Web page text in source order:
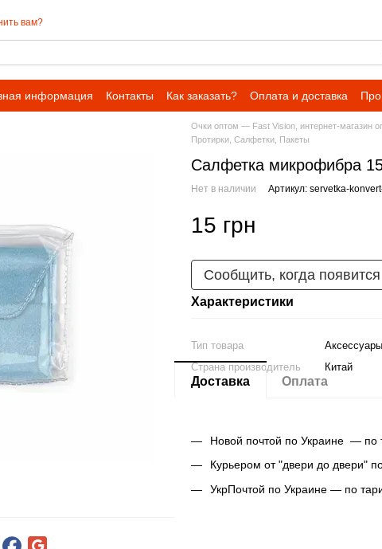
вам?
информация Контакты Как заказать? Оплата и доставка
Очки оптом — Fast Vision, интернет-магазин
Протирки, Салфетки, Пакеты
Салфетка микрофибра
Нет в наличии Артикул: servetka-
15 грн
Сообщить, когда появится
Характеристики
Тип товара
Аксессуары
Страна производитель
Китай
Доставка Оплата
Новой почтой по Украине — по
Курьером от "двери до двери"
УкрПочтой по Украине — по